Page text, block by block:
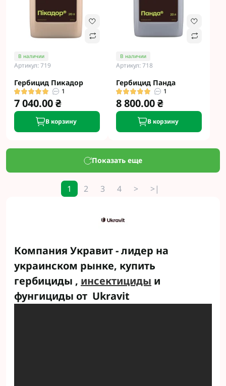
В наличии
Артикул: 719
Гербицид Пикадор
1
7 040.00 ₴
В корзину
В наличии
Артикул: 718
Гербицид Панда
1
8 800.00 ₴
В корзину
Показать еще
1 2 3 4 > >|
Компания Укравит - лидер на
украинском рынке, купить
гербициды , инсектициды и
фунгициды от Ukravit